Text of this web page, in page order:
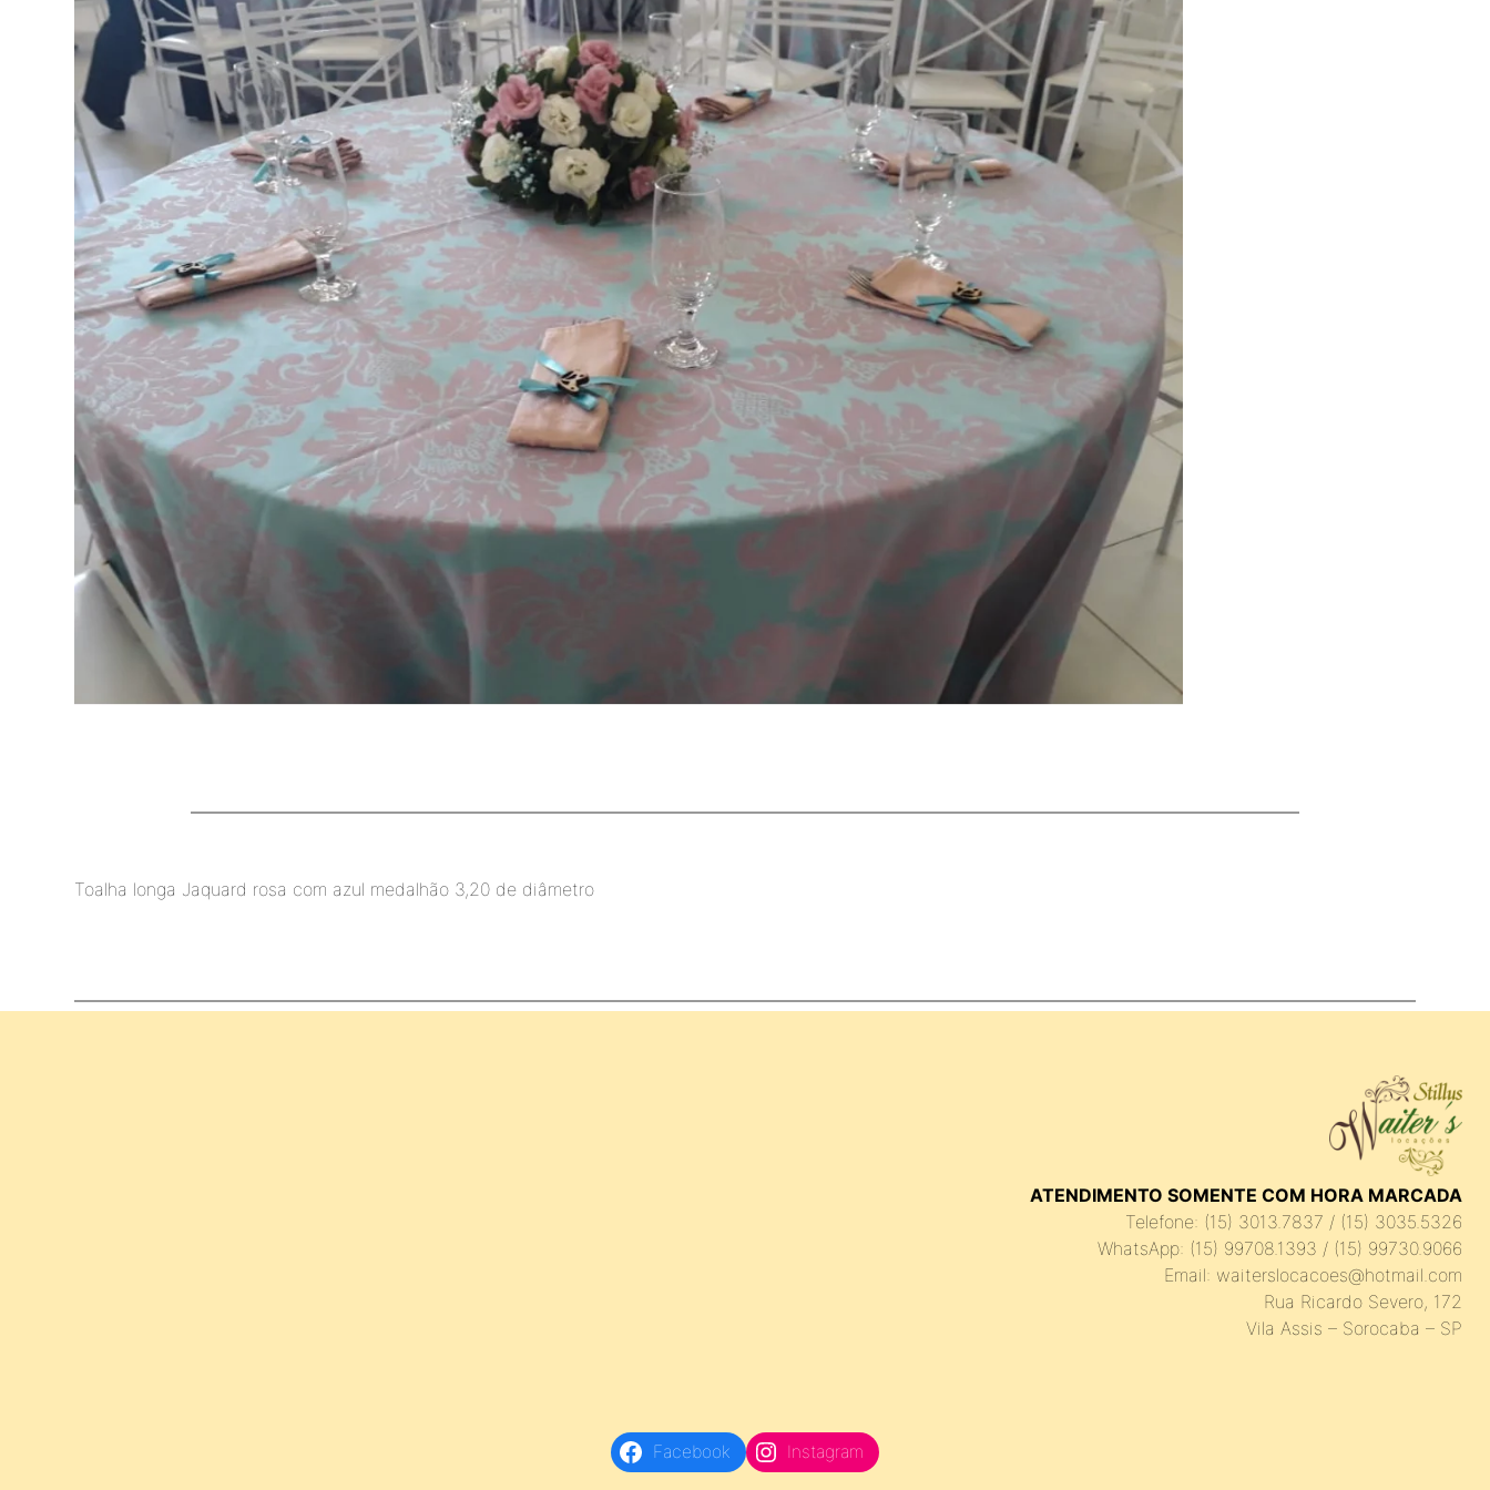
Toalha longa Jaquard rosa com azul medalhão 3,20 de diâmetro
ATENDIMENTO SOMENTE COM HORA MARCADA
Telefone: (15) 3013.7837 / (15) 3035.5326
WhatsApp: (15) 99708.1393 / (15) 99730.9066
Email: waiterslocacoes@hotmail.com
Rua Ricardo Severo, 172
Vila Assis – Sorocaba – SP
Facebook Instagram